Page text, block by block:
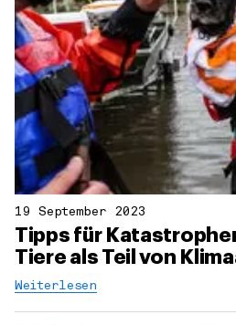
19 September 2023
Tipps für
Tiere als Teil von
Weiterlesen